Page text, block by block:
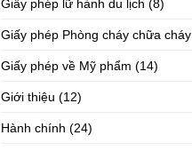
Giấy phép lữ hành du lịch (8)
Giấy phép Phòng cháy chữa cháy
Giấy phép về Mỹ phẩm (14)
Giới thiệu (12)
Hành chính (24)